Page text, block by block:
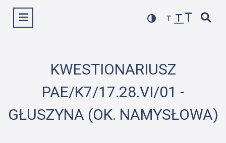
Wyświetl menu
KWESTIONARIUSZ
PAE/K7/17.28.VI/01 -
GŁUSZYNA (OK. NAMYSŁOWA)